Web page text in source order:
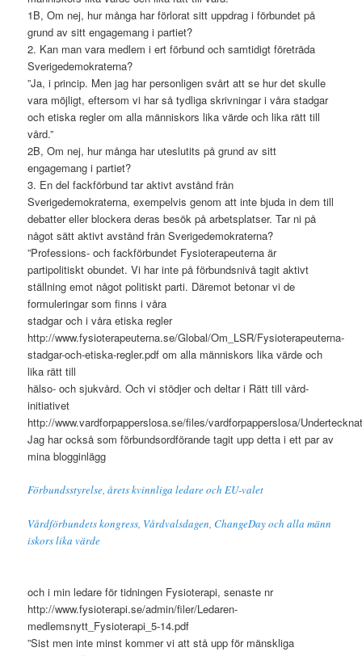
1B, Om nej, hur många har förlorat sitt uppdrag i förbundet på
grund av sitt engagemang i partiet?
2. Kan man vara medlem i ert förbund och samtidigt företräda
Sverigedemokraterna?
”Ja, i princip. Men jag har personligen svårt att se hur det skulle
vara möjligt, eftersom vi har så tydliga skrivningar i våra stadgar
och etiska regler om alla människors lika värde och lika rätt till
vård.”
2B, Om nej, hur många har uteslutits på grund av sitt
engagemang i partiet?
3. En del fackförbund tar aktivt avstånd från
Sverigedemokraterna, exempelvis genom att inte bjuda in dem till
debatter eller blockera deras besök på arbetsplatser. Tar ni på
något sätt aktivt avstånd från Sverigedemokraterna?
”Professions- och fackförbundet Fysioterapeuterna är
partipolitiskt obundet. Vi har inte på förbundsnivå tagit aktivt
ställning emot något politiskt parti. Däremot betonar vi de
formuleringar som finns i våra
stadgar och i våra etiska regler
http://www.fysioterapeuterna.se/Global/Om_LSR/Fysioterapeuterna-
stadgar-och-etiska-regler.pdf om alla människors lika värde och
lika rätt till
hälso- och sjukvård. Och vi stödjer och deltar i Rätt till vård-
initiativet
http://www.vardforpapperslosa.se/files/vardforpapperslosa/
Jag har också som förbundsordförande tagit upp detta i ett par av
mina blogginlägg
Förbundsstyrelse, årets kvinnliga ledare och EU-valet
Vårdförbundets kongress, Vårdvalsdagen, ChangeDay och alla männ
iskors lika värde
och i min ledare för tidningen Fysioterapi, senaste nr
http://www.fysioterapi.se/admin/filer/Ledaren-
medlemsnytt_Fysioterapi_5-14.pdf
”Sist men inte minst kommer vi att stå upp för mänskliga